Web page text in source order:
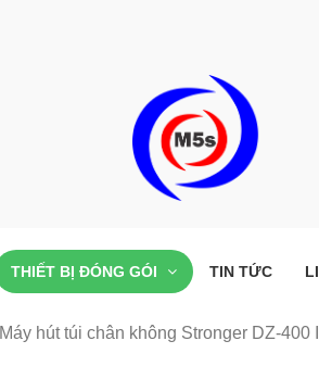
THIẾT BỊ ĐÓNG GÓI TIN TỨC
Máy hút túi chân không Stronger DZ-400